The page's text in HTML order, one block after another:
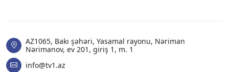
AZ1065, Bakı şəhəri, Yasamal rayonu, Nəriman
Nərimanov, ev 201, giriş 1, m. 1
info@tv1.az